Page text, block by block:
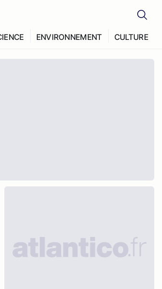
ENVIRONNEMENT CULTURE